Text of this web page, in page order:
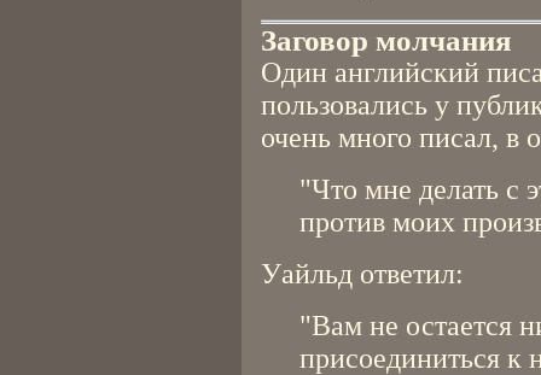
Заговор молчания
Один английский
пользовались у
очень много писал, в
"Что мне делать с
против моих
Уайльд ответил:
"Вам не остается
присоединиться к